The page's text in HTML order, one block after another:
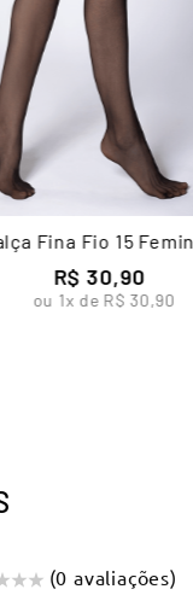
Fina Fio 15
R$ 30,90
ou 1x de R$ 30,90
(0 avaliações)